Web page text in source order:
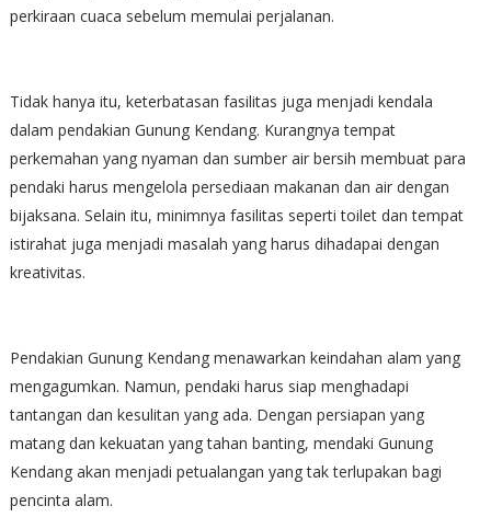
perkiraan cuaca sebelum memulai perjalanan.
Tidak hanya itu, keterbatasan fasilitas juga menjadi kendala
dalam pendakian Gunung Kendang. Kurangnya tempat
perkemahan yang nyaman dan sumber air bersih membuat para
pendaki harus mengelola persediaan makanan dan air dengan
bijaksana. Selain itu, minimnya fasilitas seperti toilet dan tempat
istirahat juga menjadi masalah yang harus dihadapai dengan
kreativitas.
Pendakian Gunung Kendang menawarkan keindahan alam yang
mengagumkan. Namun, pendaki harus siap menghadapi
tantangan dan kesulitan yang ada. Dengan persiapan yang
matang dan kekuatan yang tahan banting, mendaki Gunung
Kendang akan menjadi petualangan yang tak terlupakan bagi
pencinta alam.